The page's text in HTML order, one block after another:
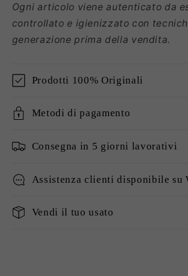
Ogni articolo viene autenticato da
controllato e igienizzato con
generazione prima della vendita.
Prodotti 100% Originali
Metodi di pagamento
Consegna in 5 giorni lavorativi
Assistenza clienti disponibile su
Vendi il tuo usato